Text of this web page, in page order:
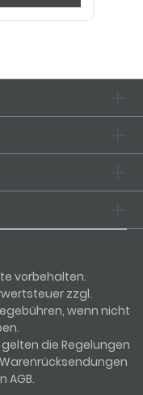
vorbehalten.
zzgl.
wenn nicht
die Regelungen
Warenrücksendungen
AGB.